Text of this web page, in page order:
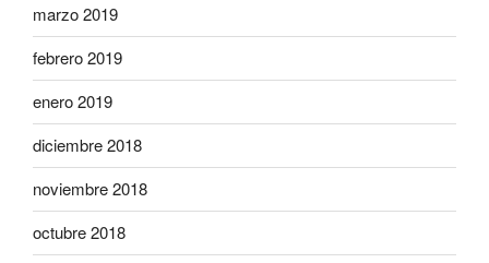
marzo 2019
febrero 2019
enero 2019
diciembre 2018
noviembre 2018
octubre 2018